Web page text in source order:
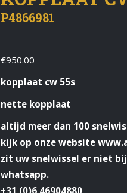
P4866981
€950.00
kopplaat cw 55s
nette kopplaat
altijd meer dan 100
kijk op onze website
zit uw snelwissel er niet
whatsapp.
+31 (0)6 46904880